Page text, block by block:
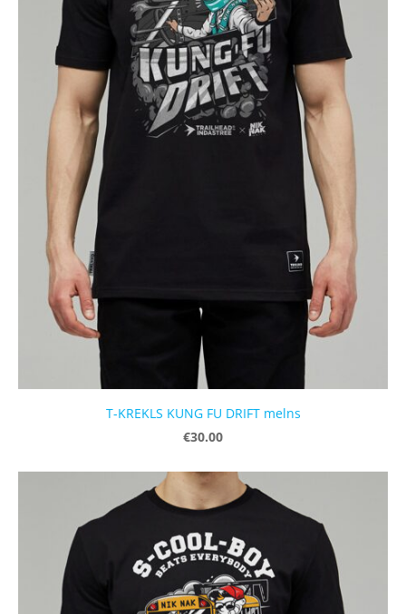
T-KREKLS KUNG FU DRIFT melns
€30.00